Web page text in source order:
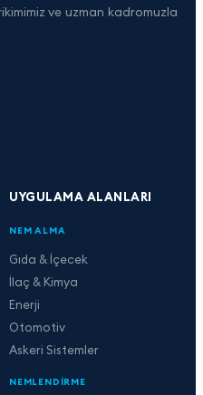
ve uzman kadromuzla
UYGULAMA ALANLARI
NEM ALMA
Gıda & İçecek
İlaç & Kimya
Enerji
Otomotiv
Askeri Sistemler
NEMLENDIRME